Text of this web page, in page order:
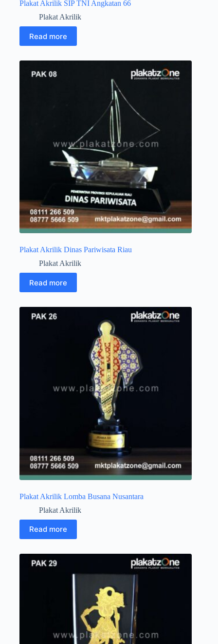
Plakat Akrilik SIP TNI Angkatan 66
Plakat Akrilik
Read more
Plakat Akrilik Dinas Pariwisata Riau
Plakat Akrilik
Read more
Plakat Akrilik Lomba Busana Nusantara
Plakat Akrilik
Read more